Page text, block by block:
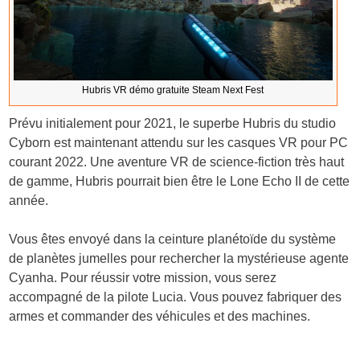
Hubris VR démo gratuite Steam Next Fest
Prévu initialement pour 2021, le superbe Hubris du studio
Cyborn est maintenant attendu sur les casques VR pour PC
courant 2022. Une aventure VR de science-fiction très haut
de gamme, Hubris pourrait bien être le Lone Echo II de cette
année.
Vous êtes envoyé dans la ceinture planétoïde du système
de planètes jumelles pour rechercher la mystérieuse agente
Cyanha. Pour réussir votre mission, vous serez
accompagné de la pilote Lucia. Vous pouvez fabriquer des
armes et commander des véhicules et des machines.